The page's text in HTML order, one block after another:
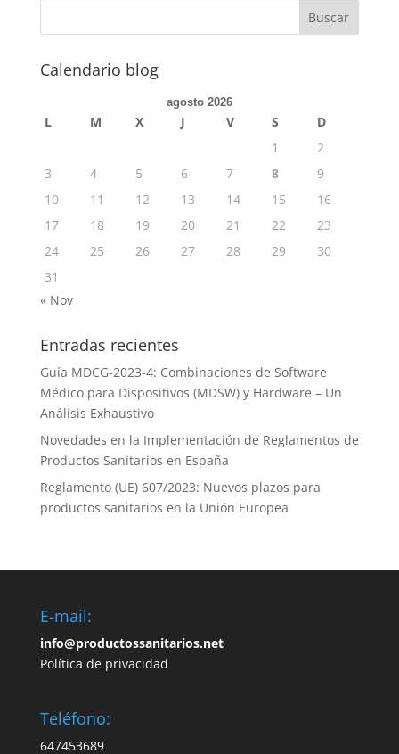
Calendario blog
agosto 2026
L M X J V S
D
1
2
3
4 5 6 7 8
9
10
11 12 13 14 15
16
17
18 19 20 21 22
23
24
25 26 27 28 29
30
31
« Nov
Entradas recientes
Guía MDCG-2023-4: Combinaciones de Software
Médico para Dispositivos (MDSW) y Hardware – Un
Análisis Exhaustivo
Novedades en la Implementación de Reglamentos de
Productos Sanitarios en España
Reglamento (UE) 607/2023: Nuevos plazos para
productos sanitarios en la Unión Europea
E-mail:
info@productossanitarios.net
Política de privacidad
Teléfono:
647453689